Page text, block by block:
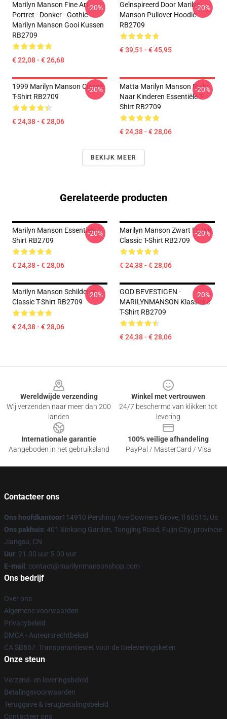
Marilyn Manson Fine Art
Portret - Donker - Gothic -
Marilyn Manson Gooi Kussen
RB2709
€ 22,08 - € 26,68
-20%
Geïnspireerd Door Marilyn
Manson Pullover Hoodie
RB2709
€ 39,51 - € 45,95
-20%
1999 Marilyn Manson Classic
T-Shirt RB2709
€ 24,38 - € 28,06
-20%
Matta Marilyn Manson Ruikt
Naar Kinderen Essentiële T-
Shirt RB2709
€ 24,38 - € 28,06
-20%
BEKIJK MEER
Gerelateerde producten
Marilyn Manson Essentiële T-
Shirt RB2709
€ 24,38 - € 28,06
-20%
Marilyn Manson Zwart En Wit
Classic T-Shirt RB2709
€ 24,38 - € 28,06
-20%
Marilyn Manson Schilderen
Classic T-Shirt RB2709
€ 24,38 - € 28,06
-20%
GOD BEVESTIGEN -
MARILYNMANSON Klassieke
T-Shirt RB2709
€ 24,38 - € 28,06
-20%
Wereldwijde verzending
Wij verzenden naar meer dan 200
landen
Winkel met vertrouwen
24/7 beschermd van klikken tot
levering
Internationale garantie
Aangeboden in het gebruiksland
100% veilige afhandeling
PayPal / MasterCard / Visa
Contacteer ons
Ons hoofdkantoor114910 Pershing Ave Downers Grove, Il 60515, Us
Ons pakhuis: 401 Xinkang Garden, Tongjing Road, Fujin City, provincie
Jiangsu, CN
Uur: 21.00 uur 5.00 uur
E-mail : contact@marilynmansonshop.com
Ons bedrijf
Over ons
Algemene voorwaarden
Privacybeleid
DMCA - Auteursrechtbeleid
CA SB657: Transparantiewet voor de toeleveringsketen
Onze steun
Verzend- en leveringsbeleid
Betalingsvoorwaarden
Teruggave & terugbetalingsbeleid
Contacteer ons